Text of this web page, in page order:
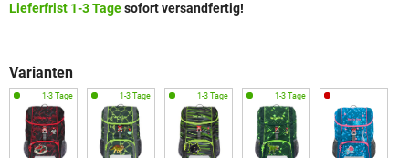
Lieferfrist 1-3 Tagesofort versandfertig!
Varianten